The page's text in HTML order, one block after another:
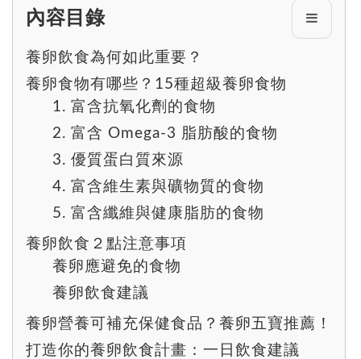
內容目錄
養卵飲食為何如此重要？
養卵食物有哪些？15種超級養卵食物
1. 富含抗氧化劑的食物
2. 富含 Omega-3 脂肪酸的食物
3. 優質蛋白質來源
4. 富含維生素與礦物質的食物
5. 富含纖維與健康脂肪的食物
養卵飲食２點注意事項
養卵應避免的食物
養卵飲食建議
養卵營養可補充保健食品？養卵五寶推薦！
打造你的養卵飲食計畫：一日飲食建議